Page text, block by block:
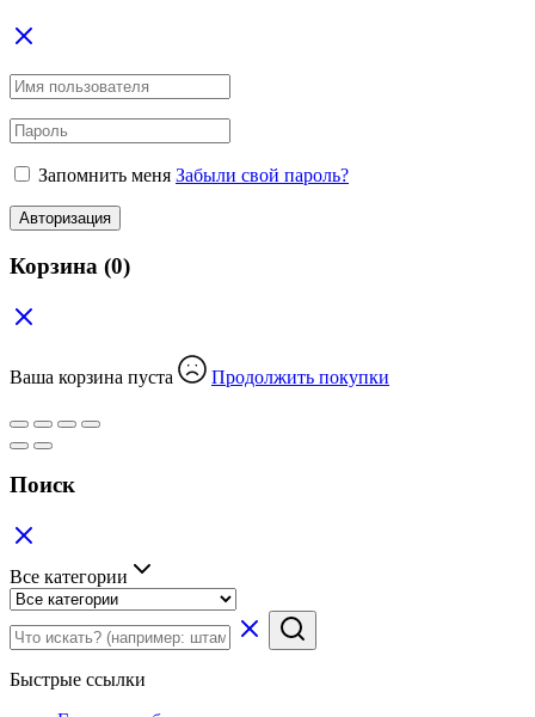
Запомнить меня Забыли свой пароль?
Авторизация
Корзина (0)
Ваша корзина пуста Продолжить покупки
Поиск
Все категории
Быстрые ссылки